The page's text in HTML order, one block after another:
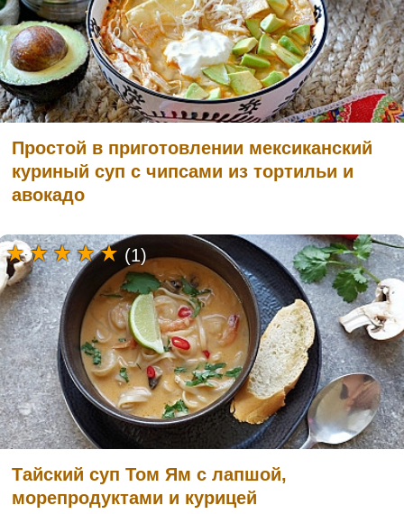
Простой в приготовлении мексиканский
куриный суп с чипсами из тортильи и
авокадо
Тайский суп Том Ям с лапшой,
морепродуктами и курицей
(1)